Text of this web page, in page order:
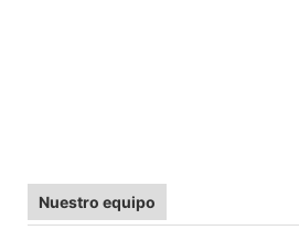
Nuestro equipo